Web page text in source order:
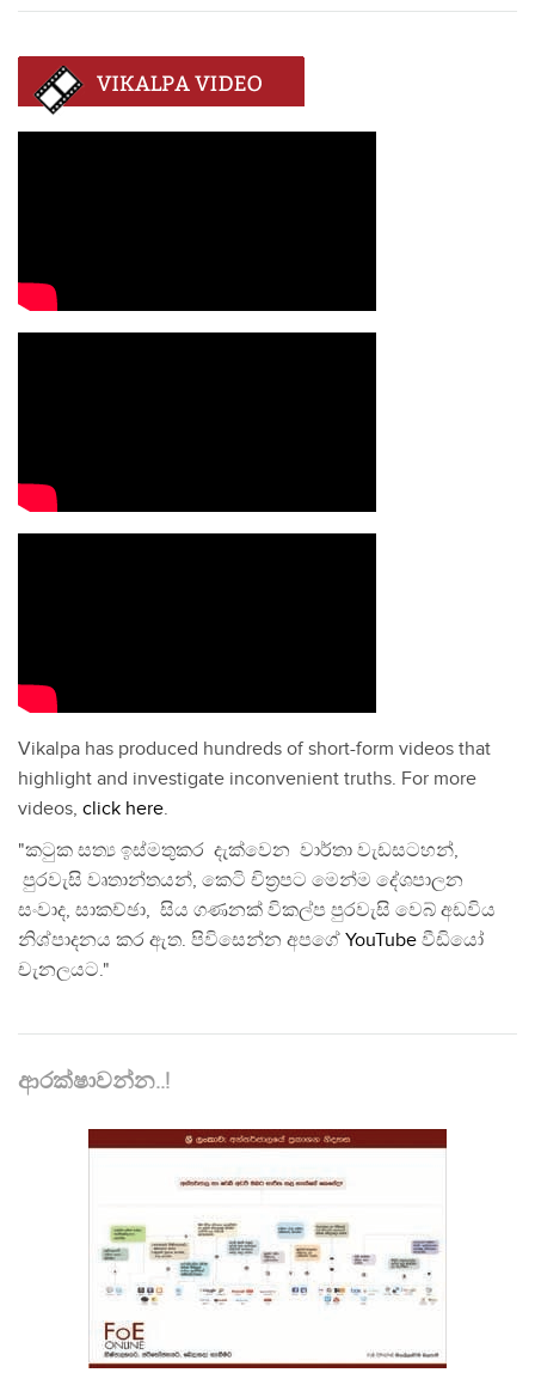
Vikalpa has produced hundreds of short-form videos that
highlight and investigate inconvenient truths. For more
videos, click here.
"කටුක සත්‍ය ඉස්මතුකර දැක්වෙන වාර්තා වැඩසටහන්,
පුරවැසි වෘතාන්තයන්, කෙටි චිත්‍රපට මෙන්ම දේශපාලන
සංවාද, සාකච්ඡා, සිය ගණනක් විකල්ප පුරවැසි වෙබ් අඩවිය
නිශ්පාදනය කර ඇත. පිවිසෙන්න අපගේ YouTube වීඩියෝ
චැනලයට."
ආරක්ෂාවන්න..!